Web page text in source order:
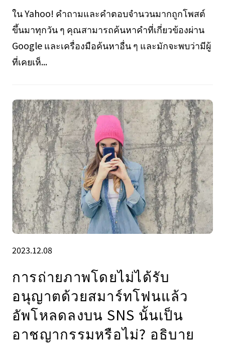
ใน Yahoo! คำถามและคำตอบจำนวนมากถูกโพสต์
ขึ้นมาทุกวัน ๆ คุณสามารถค้นหาคำที่เกี่ยวข้องผ่าน
Google และเครื่องมือค้นหาอื่น ๆ และมักจะพบว่ามีผู้
ที่เคยเห็...
2023.12.08
การถ่ายภาพโดยไม่ได้รับ
อนุญาตด้วยสมาร์ทโฟนแล้ว
อัพโหลดลงบน SNS นั้นเป็น
อาชญากรรมหรือไม่? อธิบาย